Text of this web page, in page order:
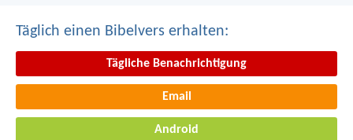
Täglich einen Bibelvers erhalten:
Tägliche Benachrichtigung
Email
Android